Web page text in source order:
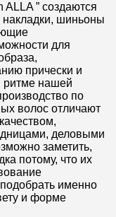
” создаются
накладки, шиньоны
для
прически и
нашей
по
волос отличают
деловыми
заметить,
потому, что их
именно
и форме